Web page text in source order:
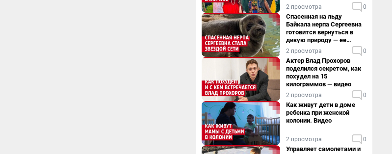
2 просмотра 0
Спасенная на льду
Байкала нерпа Сергеевна
готовится вернуться в
дикую природу — ее
видеоистория
2 просмотра 0
Актер Влад Прохоров
поделился секретом, как
похудел на 15
килограммов — видео
2 просмотра 0
Как живут дети в доме
ребенка при женской
колонии. Видео
2 просмотра 0
Управляет самолетами и